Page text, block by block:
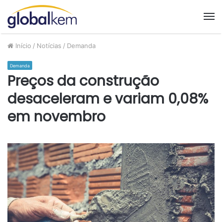
Início / Notícias / Demanda
Demanda
Preços da construção
desaceleram e variam 0,08%
em novembro